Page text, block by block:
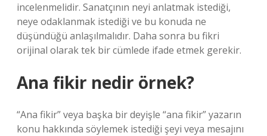
incelenmelidir. Sanatçının neyi anlatmak istediği,
neye odaklanmak istediği ve bu konuda ne
düşündüğü anlaşılmalıdır. Daha sonra bu fikri
orijinal olarak tek bir cümlede ifade etmek gerekir.
Ana fikir nedir örnek?
“Ana fikir” veya başka bir deyişle “ana fikir” yazarın
konu hakkında söylemek istediği şeyi veya mesajını